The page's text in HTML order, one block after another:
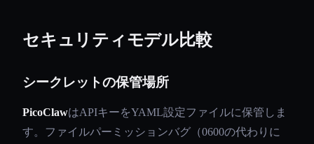
セキュリティモデル比較
シークレットの保管場所
PicoClawはAPIキーをYAML設定ファイルに保管しま
す。ファイルパーミッションバグ（0600の代わりに